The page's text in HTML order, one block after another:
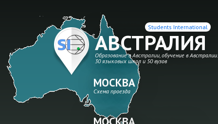
АВСТРАЛИЯ
Образование в Австралии, обучение в Австралии.
30 языковых школ и 50 вузов
Students International
МОСКВА
Схема проезда